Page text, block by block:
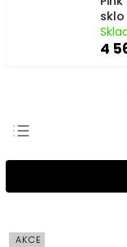
sklo
4
Abecedně
AKCE